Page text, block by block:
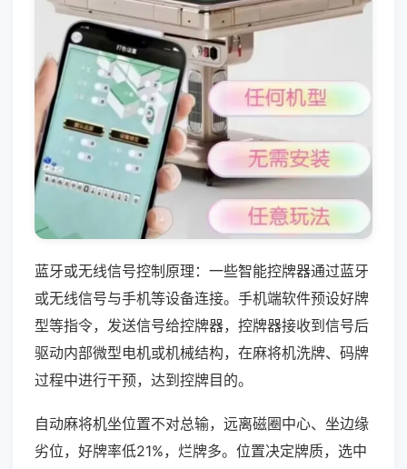
蓝牙或无线信号控制原理：一些智能控牌器通过蓝牙
或无线信号与手机等设备连接。手机端软件预设好牌
型等指令，发送信号给控牌器，控牌器接收到信号后
驱动内部微型电机或机械结构，在麻将机洗牌、码牌
过程中进行干预，达到控牌目的。
自动麻将机坐位置不对总输，远离磁圈中心、坐边缘
劣位，好牌率低21%，烂牌多。位置决定牌质，选中